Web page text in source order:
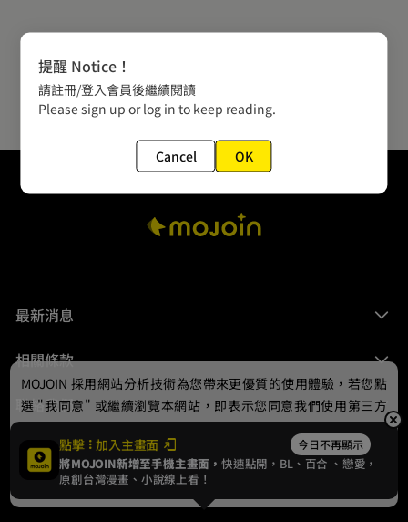
最新消息
相關條款
聯絡我們
© 2024 gamania Digital Entertainment Co., Ltd.
點擊 加入主畫面 今日不再顯示
將MOJOIN新增至手機主畫面，快速點開，BL、 百合 、戀愛，
原創台灣漫畫、小說線上看！
MOJOIN 採用網站分析技術為您帶來更優質的使用體驗，若您點
選 "我同意" 或繼續瀏覽本網站，即表示您同意我們使用第三方
Cookie，欲瞭解更多資訊請見隱私權政策。
我同意
提醒 Notice！
請註冊/登入會員後繼續閱讀
Please sign up or log in to keep reading.
Cancel OK